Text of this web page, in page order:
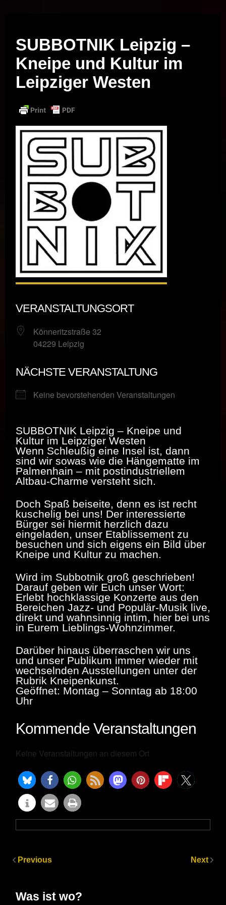
SUBBOTNIK Leipzig –
Kneipe und Kultur im
Leipziger Westen
VERANSTALTUNGSORT
Könneritzstraße 32
04229 Leipzig
NÄCHSTE VERANSTALTUNG
Keine bevorstehenden Veranstaltungen
SUBBOTNIK Leipzig – Kneipe und
Kultur im Leipziger Westen
Wenn Schleußig eine Insel ist, dann
sind wir sowas wie die Hängematte im
Palmenhain – mit postindustriellem
Altbau-Charme versteht sich.
Doch Spaß beiseite, denn es ist recht
kuschelig bei uns! Der interessierte
Bürger sei hiermit herzlich dazu
eingeladen, unser Etablissement zu
besuchen und sich eigens ein Bild über
Kneipe und Kultur zu machen.
Wird im Subbotnik groß geschrieben!
Darauf geben wir Euch unser Wort:
Erlebt hochklassige Konzerte aus den
Bereichen Jazz- und Populär-Musik live,
direkt und wahnsinnig intim, hier bei uns
in Eurem Lieblings-Wohnzimmer.
Darüber hinaus überraschen wir uns
und unser Publikum immer wieder mit
wechselnden Ausstellungen unter der
Rubrik Kneipenkunst.
Geöffnet: Montag – Sonntag ab 18:00
Uhr
Kommende Veranstaltungen
Keine Veranstaltungen an diesem Ort
Previous Next
Was ist wo?